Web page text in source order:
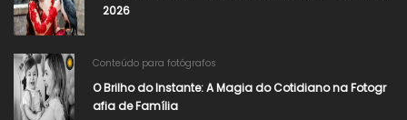
2026
Conteúdo para fotógrafos
O Brilho do Instante: A Magia do Cotidiano na Fotogr
afia de Família